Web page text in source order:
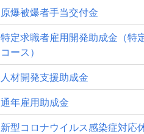
原爆被爆者手当交付金
特定求職者雇用開発助成金（特
コース）
人材開発支援助成金
通年雇用助成金
新型コロナウイルス感染症対応